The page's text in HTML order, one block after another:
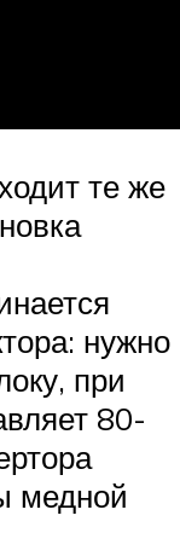
те же
нужно
при
80-
медной